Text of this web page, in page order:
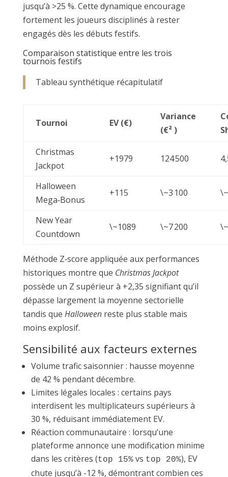
jusqu’à >25 %. Cette dynamique encourage
fortement les joueurs disciplinés à rester
engagés dès les débuts festifs.
Comparaison statistique entre les trois
tournois festifs
Tableau synthétique récapitulatif
Tournoi EV (€)
Variance
(€² )
Christmas
Jackpot
+1979 124 500
Halloween
Mega‑Bonus
+115 \~3 100
New Year
Countdown
\~1089 \~7 200
Méthode Z‑score appliquée aux performances
historiques montre que Christmas Jackpot
possède un Z supérieur à +2,35 signifiant qu’il
dépasse largement la moyenne sectorielle
tandis que Halloweenreste plus stable mais
moins explosif.
Sensibilité aux facteurs externes
Volume trafic saisonnier : hausse moyenne
de 42 % pendant décembre.
Limites légales locales : certains pays
interdisent les multiplicateurs supérieurs à
30 %, réduisant immédiatement EV.
Réaction communautaire : lorsqu’une
plateforme annonce une modification minime
dans les critères (top 15%vs top 20%), EV
chute jusqu’à -12 %, démontrant combien ces